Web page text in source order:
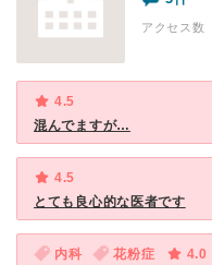
アクセス数
4.5
混んでますが…
4.5
とても良心的な医者です
内科 花粉症
4.0